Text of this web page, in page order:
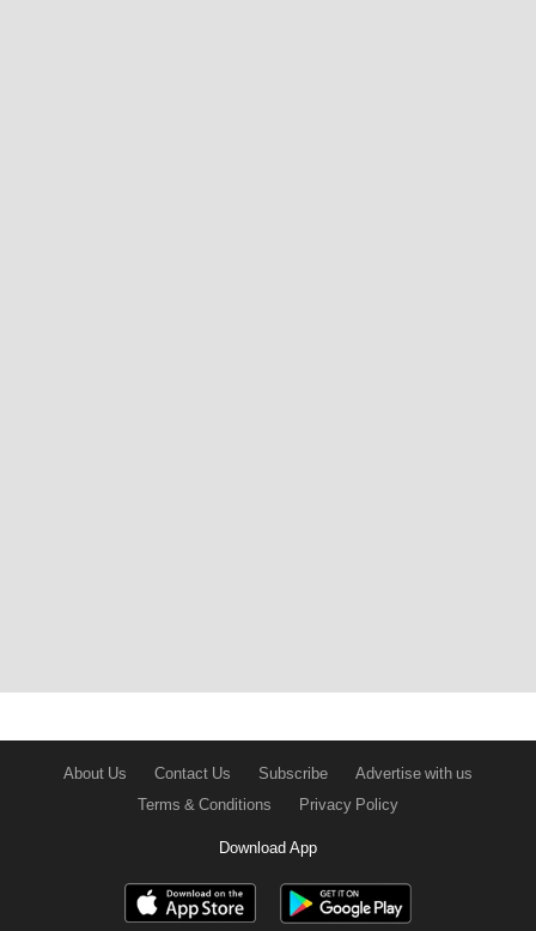
About Us Contact Us Subscribe
Advertise with us
Terms & Conditions
Privacy Policy
Download App